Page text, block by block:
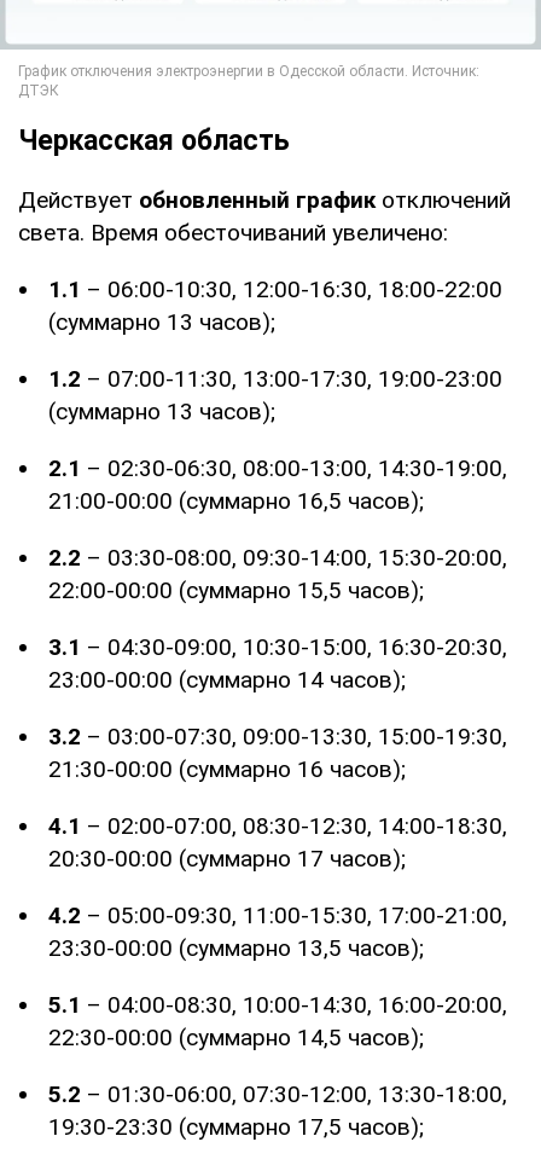
Черкасская область
Действует обновленный график отключений
света. Время обесточиваний увеличено:
1.1 – 06:00-10:30, 12:00-16:30, 18:00-22:00
(суммарно 13 часов);
1.2 – 07:00-11:30, 13:00-17:30, 19:00-23:00
(суммарно 13 часов);
2.1 – 02:30-06:30, 08:00-13:00, 14:30-19:00,
21:00-00:00 (суммарно 16,5 часов);
2.2 – 03:30-08:00, 09:30-14:00, 15:30-20:00,
22:00-00:00 (суммарно 15,5 часов);
3.1 – 04:30-09:00, 10:30-15:00, 16:30-20:30,
23:00-00:00 (суммарно 14 часов);
3.2 – 03:00-07:30, 09:00-13:30, 15:00-19:30,
21:30-00:00 (суммарно 16 часов);
4.1 – 02:00-07:00, 08:30-12:30, 14:00-18:30,
20:30-00:00 (суммарно 17 часов);
4.2 – 05:00-09:30, 11:00-15:30, 17:00-21:00,
23:30-00:00 (суммарно 13,5 часов);
5.1 – 04:00-08:30, 10:00-14:30, 16:00-20:00,
22:30-00:00 (суммарно 14,5 часов);
5.2 – 01:30-06:00, 07:30-12:00, 13:30-18:00,
19:30-23:30 (суммарно 17,5 часов);